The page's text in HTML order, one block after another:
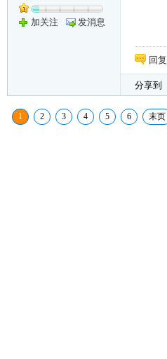
加关注 发消息
回复
分享到
1 2 3 4 5 6 末页